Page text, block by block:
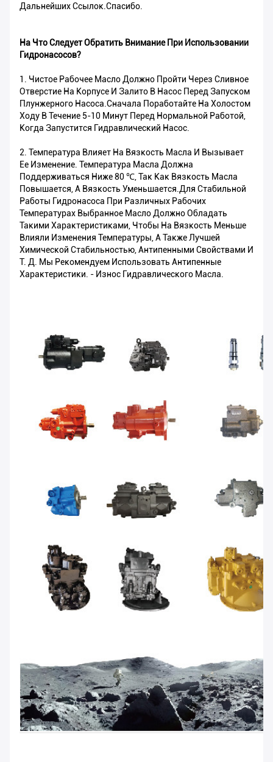
Дальнейших Ссылок.Спасибо.
На Что Следует Обратить Внимание При Использовании
Гидронасосов?
1. Чистое Рабочее Масло Должно Пройти Через Сливное
Отверстие На Корпусе И Залито В Насос Перед Запуском
Плунжерного Насоса.Сначала Поработайте На Холостом
Ходу В Течение 5-10 Минут Перед Нормальной Работой,
Когда Запустится Гидравлический Насос.
2. Температура Влияет На Вязкость Масла И Вызывает
Ее Изменение. Температура Масла Должна
Поддерживаться Ниже 80 ℃, Так Как Вязкость Масла
Повышается, А Вязкость Уменьшается.Для Стабильной
Работы Гидронасоса При Различных Рабочих
Температурах Выбранное Масло Должно Обладать
Такими Характеристиками, Чтобы На Вязкость Меньше
Влияли Изменения Температуры, А Также Лучшей
Химической Стабильностью, Антипенными Свойствами И
Т. Д. Мы Рекомендуем Использовать Антипенные
Характеристики. - Износ Гидравлического Масла.